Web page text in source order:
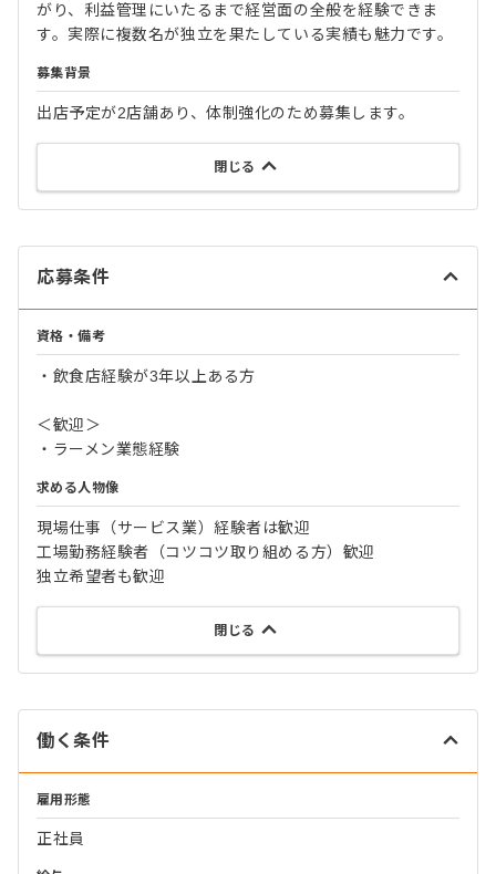
がり、利益管理にいたるまで経営面の全般を経験できま
す。実際に複数名が独立を果たしている実績も魅力です。
募集背景
出店予定が2店舗あり、体制強化のため募集します。
閉じる
応募条件
資格・備考
・飲食店経験が3年以上ある方
＜歓迎＞
・ラーメン業態経験
求める人物像
現場仕事（サービス業）経験者は歓迎
工場勤務経験者（コツコツ取り組める方）歓迎
独立希望者も歓迎
閉じる
働く条件
雇用形態
正社員